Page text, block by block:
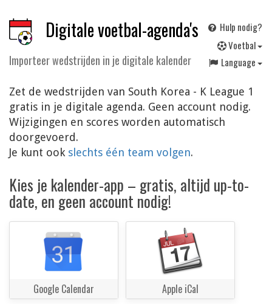
Digitale voetbal-agenda's
Importeer wedstrijden in je digitale kalender
Hulp nodig?
Voetbal
Language
Zet de wedstrijden van South Korea - K League 1
gratis in je digitale agenda. Geen account nodig.
Wijzigingen en scores worden automatisch
doorgevoerd.
Je kunt ook slechts één team volgen.
Kies je kalender-app – gratis, altijd up-to-
date, en geen account nodig!
Google Calendar Apple iCal